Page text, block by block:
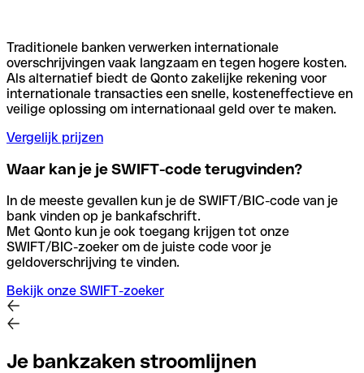
Traditionele banken verwerken internationale
overschrijvingen vaak langzaam en tegen hogere kosten.
Als alternatief biedt de Qonto zakelijke rekening voor
internationale transacties een snelle, kosteneffectieve en
veilige oplossing om internationaal geld over te maken.
Vergelijk prijzen
Waar kan je je SWIFT-code terugvinden?
In de meeste gevallen kun je de SWIFT/BIC-code van je
bank vinden op je bankafschrift.
Met Qonto kun je ook toegang krijgen tot onze
SWIFT/BIC-zoeker om de juiste code voor je
geldoverschrijving te vinden.
Bekijk onze SWIFT-zoeker
Je bankzaken stroomlijnen